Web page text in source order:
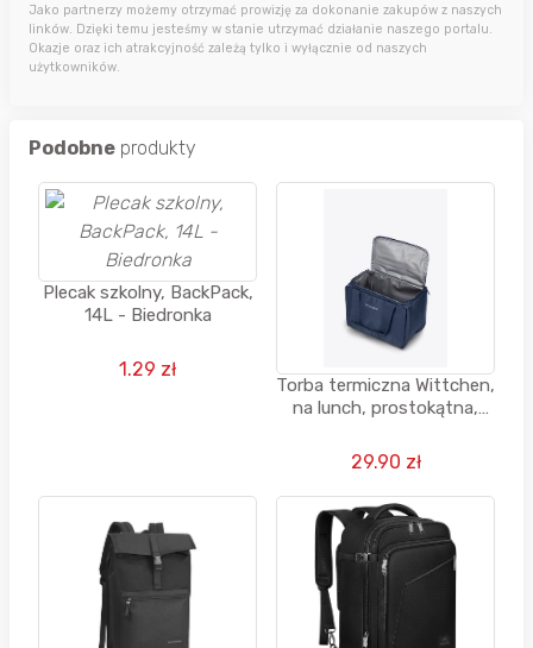
Jako partnerzy możemy otrzymać prowizję za dokonanie zakupów z naszych
linków. Dzięki temu jesteśmy w stanie utrzymać działanie naszego portalu.
Okazje oraz ich atrakcyjność zależą tylko i wyłącznie od naszych
użytkowników.
Podobne produkty
Plecak szkolny, BackPack,
14L - Biedronka
1.29 zł
Torba termiczna Wittchen,
na lunch, prostokątna,
29.90 zł